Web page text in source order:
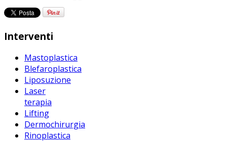
Interventi
Mastoplastica
Blefaroplastica
Liposuzione
Laser
terapia
Lifting
Dermochirurgia
Rinoplastica